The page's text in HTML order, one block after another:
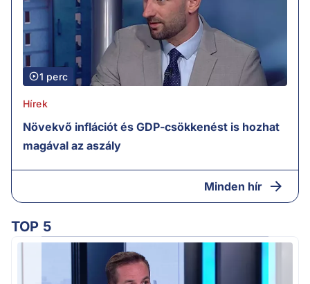
1 perc
Hírek
Növekvő inflációt és GDP-csökkenést is hozhat
magával az aszály
Minden hír
TOP 5